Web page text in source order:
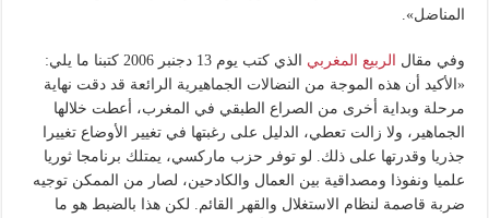
المناضل».
وفي مقال الربيع المغربي
الذي كتب يوم 13 دجنبر 2006 كتبنا ما يلي:
«الأكيد أن هذه الموجة من النضالات الجماهيرية الرائعة قد دقت نهاية
مرحلة وبداية أخرى من الصراع الطبقي في المغرب، أعطت خلالها
الجماهير، ولا زالت تعطي، الدليل على رغبتها في تغيير الأوضاع تغييرا
جذريا وقدرتها على ذلك. لو توفر حزب ماركسي، يمتلك برنامجا ثوريا
علميا ونفوذا ومصداقية بين العمال والكادحين، لصار من الممكن توجيه
ضربة قاصمة لنظام الاستغلال والقهر القائم. لكن هذا بالضبط هو ما